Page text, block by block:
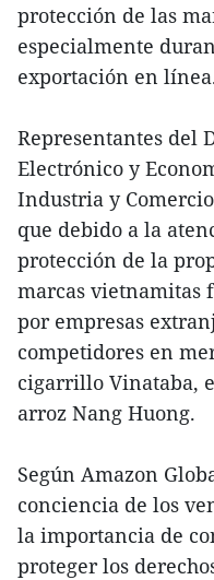
protección de las
especialmente
exportación en
Representantes del
Electrónico y
Industria y
que debido a la
protección de la
marcas vietnamitas
por empresas
competidores en
cigarrillo Vinataba,
arroz Nang Huong.
Según Amazon
conciencia de los
la importancia de
proteger los